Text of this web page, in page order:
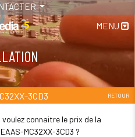
MENU
3CD3 RETOUR
connaitre le prix de la
MC32XX-3CD3 ?